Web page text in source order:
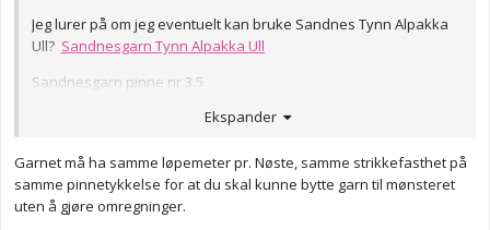
Jeg lurer på om jeg eventuelt kan bruke Sandnes Tynn Alpakka
Ull? Sandnesgarn Tynn Alpakka Ull
Sandnesgarn pinne nr 3.5
Eller har noen andre forslag?
Vil gjerne gi bort en genser som holder seg fin!
Ekspander
Garnet må ha samme løpemeter pr. Nøste, samme strikkefasthet på
samme pinnetykkelse for at du skal kunne bytte garn til mønsteret
uten å gjøre omregninger.